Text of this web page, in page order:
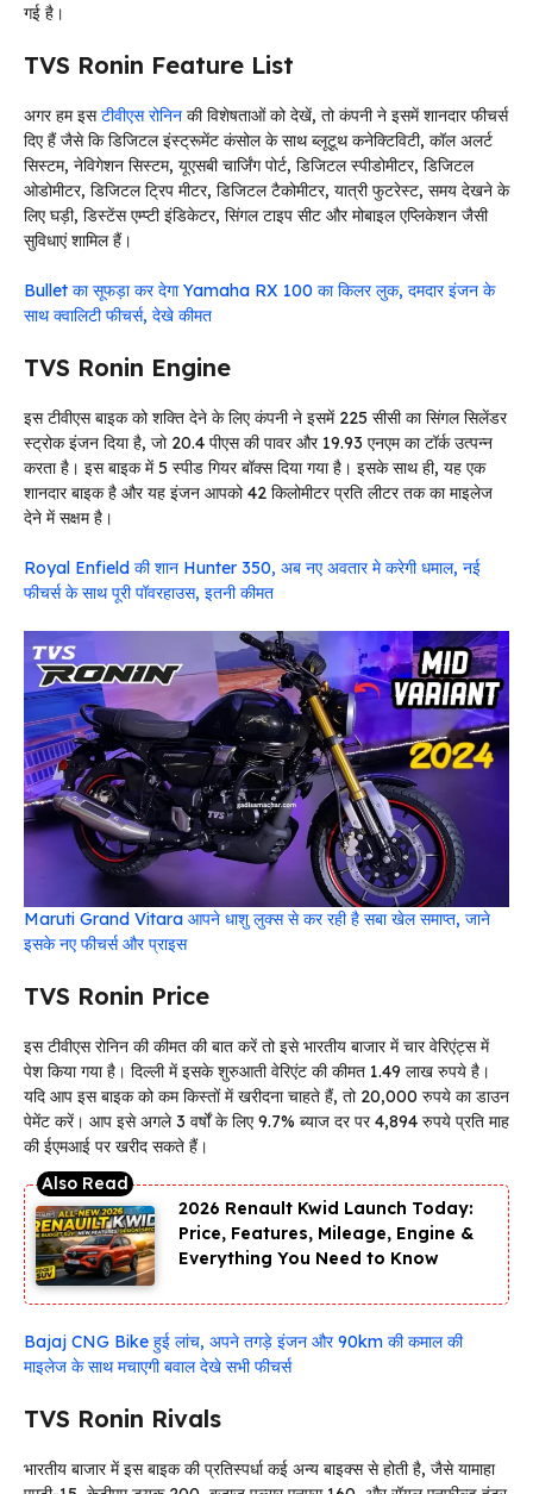
गई है।
TVS Ronin Feature List
अगर हम इसटीवीएस रोनिन की विशेषताओं को देखें, तो कंपनी ने इसमें शानदार फीचर्स
दिए हैं जैसे कि डिजिटल इंस्ट्रूमेंट कंसोल के साथ ब्लूटूथ कनेक्टिविटी, कॉल अलर्ट
सिस्टम, नेविगेशन सिस्टम, यूएसबी चार्जिंग पोर्ट, डिजिटल स्पीडोमीटर, डिजिटल
ओडोमीटर, डिजिटल ट्रिप मीटर, डिजिटल टैकोमीटर, यात्री फुटरेस्ट, समय देखने के
लिए घड़ी, डिस्टेंस एम्प्टी इंडिकेटर, सिंगल टाइप सीट और मोबाइल एप्लिकेशन जैसी
सुविधाएं शामिल हैं।
Bullet का सूफड़ा कर देगा Yamaha RX 100 का किलर लुक, दमदार इंजन के
साथ क्वालिटी फीचर्स, देखे कीमत
TVS Ronin Engine
इस टीवीएस बाइक को शक्ति देने के लिए कंपनी ने इसमें 225 सीसी का सिंगल सिलेंडर
स्ट्रोक इंजन दिया है, जो 20.4 पीएस की पावर और 19.93 एनएम का टॉर्क उत्पन्न
करता है। इस बाइक में 5 स्पीड गियर बॉक्स दिया गया है। इसके साथ ही, यह एक
शानदार बाइक है और यह इंजन आपको 42 किलोमीटर प्रति लीटर तक का माइलेज
देने में सक्षम है।
Royal Enfield की शान Hunter 350, अब नए अवतार मे करेगी धमाल, नई
फीचर्स के साथ पूरी पॉवरहाउस, इतनी कीमत
Maruti Grand Vitara आपने धाशु लुक्स से कर रही है सबा खेल समाप्त, जाने
इसके नए फीचर्स और प्राइस
TVS Ronin Price
इस टीवीएस रोनिन की कीमत की बात करें तो इसे भारतीय बाजार में चार वेरिएंट्स में
पेश किया गया है। दिल्ली में इसके शुरुआती वेरिएंट की कीमत 1.49 लाख रुपये है।
यदि आप इस बाइक को कम किस्तों में खरीदना चाहते हैं, तो 20,000 रुपये का डाउन
पेमेंट करें। आप इसे अगले 3 वर्षों के लिए 9.7% ब्याज दर पर 4,894 रुपये प्रति माह
की ईएमआई पर खरीद सकते हैं।
2026 Renault Kwid Launch Today:
Price, Features, Mileage, Engine &
Everything You Need to Know
Bajaj CNG Bike हुई लांच, अपने तगड़े इंजन और 90km की कमाल की
माइलेज के साथ मचाएगी बवाल देखे सभी फीचर्स
TVS Ronin Rivals
भारतीय बाजार में इस बाइक की प्रतिस्पर्धा कई अन्य बाइक्स से होती है, जैसे यामाहा